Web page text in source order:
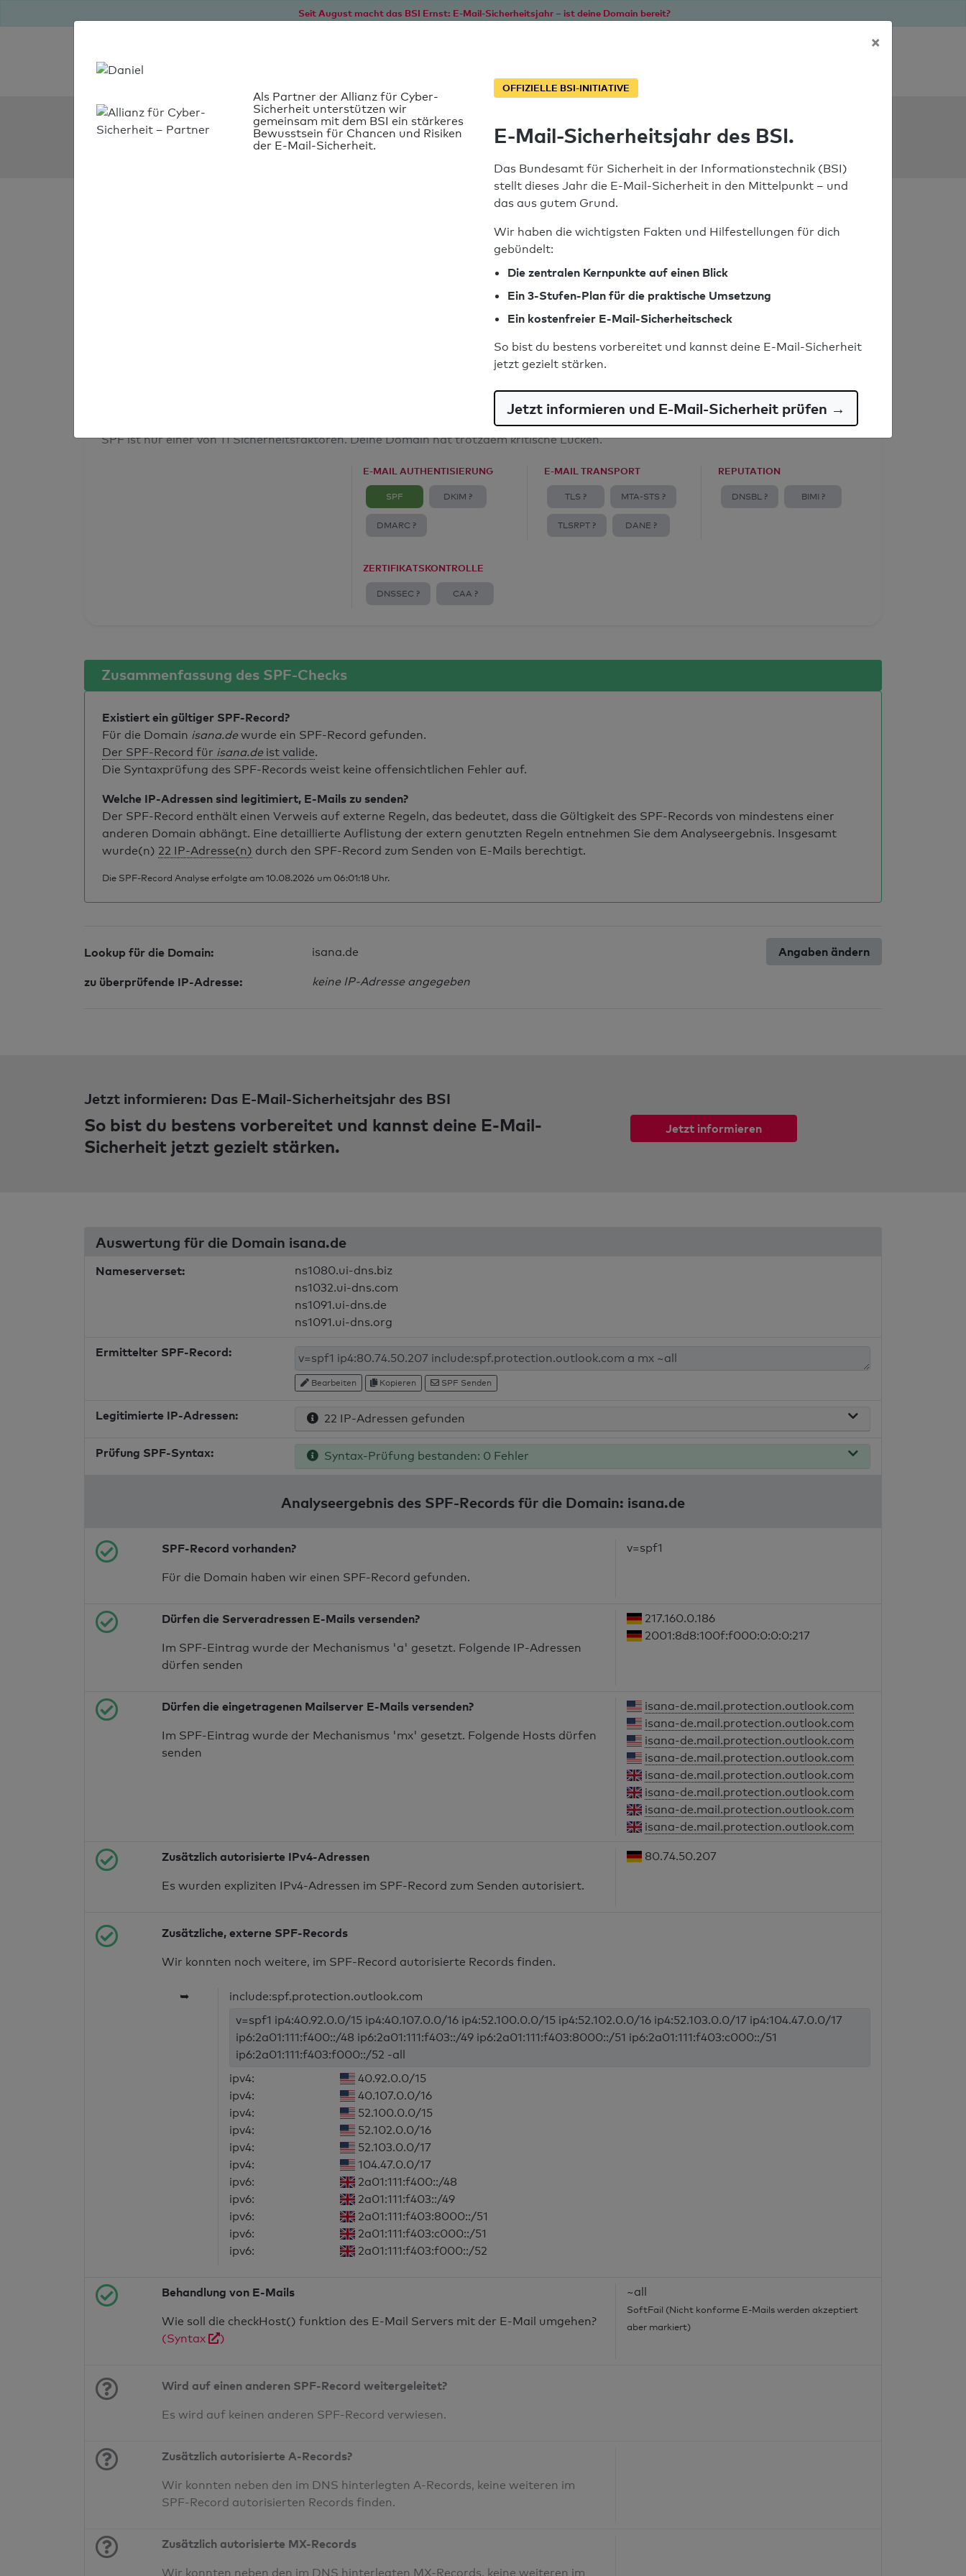
Seit August macht das BSI Ernst: E-Mail-Sicherheitsjahr – ist deine Domain bereit?
SPF Check:
Syntaxprüfung: 0 Fehler
SPF ist nur einer von 11 Sicherheitsfaktoren. Deine Domain hat trotzdem kritische Lücken.
E-MAIL AUTHENTISIERUNG
SPF DKIM ?
DMARC ?
E-MAIL TRANSPORT
TLS ? MTA-STS ?
TLSRPT ? DANE ?
REPUTATION
DNSBL ? BIMI ?
ZERTIFIKATSKONTROLLE
DNSSEC ? CAA ?
Zusammenfassung des SPF-Checks
Existiert ein gültiger SPF-Record?
Für die Domain isana.de wurde ein SPF-Record gefunden.
Der SPF-Record für isana.de ist valide.
Die Syntaxprüfung des SPF-Records weist keine offensichtlichen Fehler auf.
Welche IP-Adressen sind legitimiert, E-Mails zu senden?
Der SPF-Record enthält einen Verweis auf externe Regeln, das bedeutet, dass die Gültigkeit des SPF-Records von mindestens einer
anderen Domain abhängt. Eine detaillierte Auflistung der extern genutzten Regeln entnehmen Sie dem Analyseergebnis. Insgesamt
wurde(n) 22 IP-Adresse(n) durch den SPF-Record zum Senden von E-Mails berechtigt.
Die SPF-Record Analyse erfolgte am 10.08.2026 um 06:01:18 Uhr.
Lookup für die Domain: isana.de
zu überprüfende IP-Adresse: keine IP-Adresse angegeben
Angaben ändern
×
Als Partner der Allianz für Cyber-
Sicherheit unterstützen wir
gemeinsam mit dem BSI ein stärkeres
Bewusstsein für Chancen und Risiken
der E-Mail-Sicherheit.
OFFIZIELLE BSI-INITIATIVE
E-Mail-Sicherheitsjahr des BSI.
Das Bundesamt für Sicherheit in der Informationstechnik (BSI)
stellt dieses Jahr die E-Mail-Sicherheit in den Mittelpunkt – und
das aus gutem Grund.
Wir haben die wichtigsten Fakten und Hilfestellungen für dich
gebündelt:
Die zentralen Kernpunkte auf einen Blick
Ein 3-Stufen-Plan für die praktische Umsetzung
Ein kostenfreier E-Mail-Sicherheitscheck
So bist du bestens vorbereitet und kannst deine E-Mail-Sicherheit
jetzt gezielt stärken.
Jetzt informieren und E-Mail-Sicherheit prüfen →
Jetzt informieren: Das E-Mail-Sicherheitsjahr des BSI
So bist du bestens vorbereitet und kannst deine E-Mail-
Sicherheit jetzt gezielt stärken.
Jetzt informieren
Auswertung für die Domain isana.de
Nameserverset:
ns1080.ui-dns.biz
ns1032.ui-dns.com
ns1091.ui-dns.de
ns1091.ui-dns.org
Ermittelter SPF-Record:
Bearbeiten Kopieren SPF Senden
Legitimierte IP-Adressen: 22 IP-Adressen gefunden
Prüfung SPF-Syntax: Syntax-Prüfung bestanden: 0 Fehler
Analyseergebnis des SPF-Records für die Domain: isana.de
SPF-Record vorhanden?
Für die Domain haben wir einen SPF-Record gefunden.
v=spf1
Dürfen die Serveradressen E-Mails versenden?
Im SPF-Eintrag wurde der Mechanismus 'a' gesetzt. Folgende IP-Adressen
dürfen senden
217.160.0.186
2001:8d8:100f:f000:0:0:0:217
Dürfen die eingetragenen Mailserver E-Mails versenden?
Im SPF-Eintrag wurde der Mechanismus 'mx' gesetzt. Folgende Hosts dürfen
senden
isana-de.mail.protection.outlook.com
isana-de.mail.protection.outlook.com
isana-de.mail.protection.outlook.com
isana-de.mail.protection.outlook.com
isana-de.mail.protection.outlook.com
isana-de.mail.protection.outlook.com
isana-de.mail.protection.outlook.com
isana-de.mail.protection.outlook.com
Zusätzlich autorisierte IPv4-Adressen
Es wurden expliziten IPv4-Adressen im SPF-Record zum Senden autorisiert.
80.74.50.207
Zusätzliche, externe SPF-Records
Wir konnten noch weitere, im SPF-Record autorisierte Records finden.
➥
include:spf.protection.outlook.com
v=spf1 ip4:40.92.0.0/15 ip4:40.107.0.0/16 ip4:52.100.0.0/15 ip4:52.102.0.0/16 ip4:52.103.0.0/17 ip4:104.47.0.0/17
ip6:2a01:111:f400::/48 ip6:2a01:111:f403::/49 ip6:2a01:111:f403:8000::/51 ip6:2a01:111:f403:c000::/51
ip6:2a01:111:f403:f000::/52 -all
ipv4:
40.92.0.0/15
ipv4:
40.107.0.0/16
ipv4:
52.100.0.0/15
ipv4:
52.102.0.0/16
ipv4:
52.103.0.0/17
ipv4:
104.47.0.0/17
ipv6:
2a01:111:f400::/48
ipv6:
2a01:111:f403::/49
ipv6:
2a01:111:f403:8000::/51
ipv6:
2a01:111:f403:c000::/51
ipv6:
2a01:111:f403:f000::/52
Behandlung von E-Mails
Wie soll die checkHost() funktion des E-Mail Servers mit der E-Mail umgehen?
(Syntax
)
~all
SoftFail (Nicht konforme E-Mails werden akzeptiert
aber markiert)
Wird auf einen anderen SPF-Record weitergeleitet?
Es wird auf keinen anderen SPF-Record verwiesen.
Zusätzlich autorisierte A-Records?
Wir konnten neben den im DNS hinterlegten A-Records, keine weiteren im
SPF-Record autorisierten Records finden.
Zusätzlich autorisierte MX-Records
Wir konnten neben den im DNS hinterlegten MX-Records, keine weiteren im